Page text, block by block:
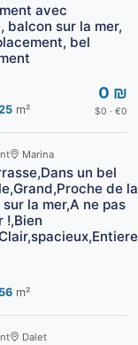
avec
balcon sur la mer,
bel
m²
0 ₪
$0 · €0
Marina
un bel
de la
sur la mer,A ne pas
!,Bien
m²
Dalet